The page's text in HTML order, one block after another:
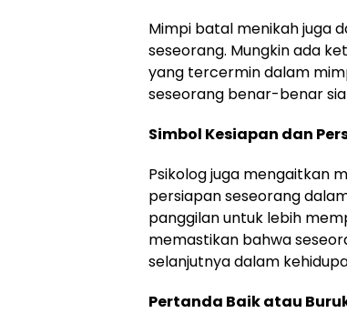
Mimpi batal menikah juga
seseorang. Mungkin ada
yang tercermin dalam
seseorang benar-benar
Simbol Kesiapan dan
Psikolog juga mengaitkan
persiapan seseorang
panggilan untuk lebih
memastikan bahwa
selanjutnya dalam
Pertanda Baik atau